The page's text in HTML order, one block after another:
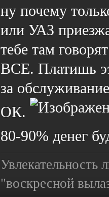
ну почему
или УАЗ
тебе там
ВСЕ. Платишь
за
ОК.
80-90% денег
Увлекательность
"воскресной